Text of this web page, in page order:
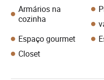
Armários na
cozinha
Espaço gourmet
Closet